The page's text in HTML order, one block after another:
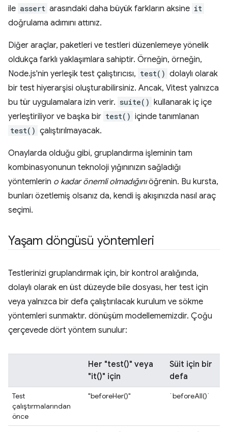
ile assert arasındaki daha büyük farkların aksine it
doğrulama adımını attınız.
Diğer araçlar, paketleri ve testleri düzenlemeye yönelik
oldukça farklı yaklaşımlara sahiptir. Örneğin, örneğin,
Node.js'nin yerleşik test çalıştırıcısı, test() dolaylı olarak
bir test hiyerarşisi oluşturabilirsiniz. Ancak, Vitest yalnızca
bu tür uygulamalara izin verir. suite() kullanarak iç içe
yerleştiriliyor ve başka bir test() içinde tanımlanan
test() çalıştırılmayacak.
Onaylarda olduğu gibi, gruplandırma işleminin tam
kombinasyonunun teknoloji yığınınızın sağladığı
yöntemlerin o kadar önemli olmadığınıöğrenin. Bu kursta,
bunları özetlemiş olsanız da, kendi iş akışınızda nasıl araç
seçimi.
Yaşam döngüsü yöntemleri
Testlerinizi gruplandırmak için, bir kontrol aralığında,
dolaylı olarak en üst düzeyde bile dosyası, her test için
veya yalnızca bir defa çalıştırılacak kurulum ve sökme
yöntemleri sunmaktır. dönüşüm modellememizdir. Çoğu
çerçevede dört yöntem sunulur:
Her "test()" veya
"it()" için
Süit için bir
defa
Test
çalıştırmalarından
önce
"beforeHer()" `beforeAll()`